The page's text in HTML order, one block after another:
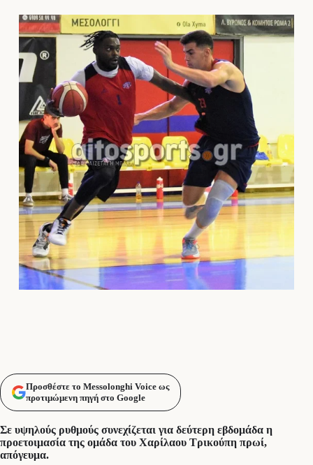
Προσθέστε το Messolonghi Voice ως
προτιμώμενη πηγή στο Google
Σε υψηλούς ρυθμούς συνεχίζεται για δεύτερη εβδομάδα η
προετοιμασία της ομάδα του Χαρίλαου Τρικούπη πρωί,
απόγευμα.